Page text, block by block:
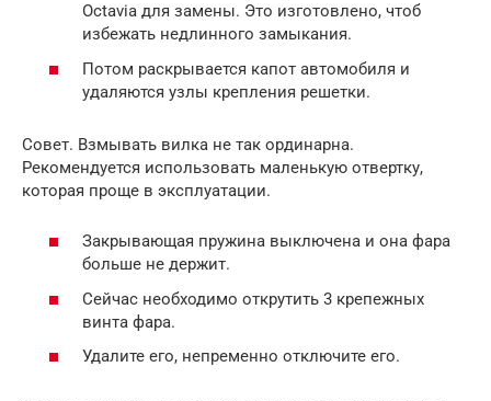
Octavia для замены. Это изготовлено, чтоб
избежать недлинного замыкания.
Потом раскрывается капот автомобиля и
удаляются узлы крепления решетки.
Совет. Взмывать вилка не так ординарна.
Рекомендуется использовать маленькую отвертку,
которая проще в эксплуатации.
Закрывающая пружина выключена и она фара
больше не держит.
Сейчас необходимо открутить 3 крепежных
винта фара.
Удалите его, непременно отключите его.